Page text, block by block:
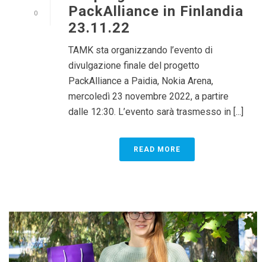
0
PackAlliance in Finlandia
23.11.22
TAMK sta organizzando l’evento di
divulgazione finale del progetto
PackAlliance a Paidia, Nokia Arena,
mercoledì 23 novembre 2022, a partire
dalle 12:30. L’evento sarà trasmesso in [...]
READ MORE